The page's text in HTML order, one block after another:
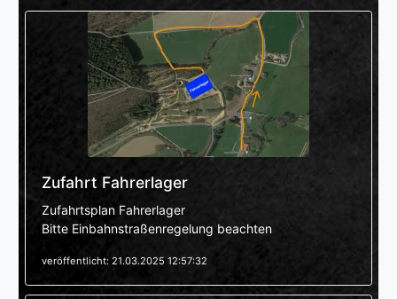
Zufahrt Fahrerlager
Zufahrtsplan Fahrerlager
Bitte Einbahnstraßenregelung beachten
veröffentlicht: 21.03.2025 12:57:32